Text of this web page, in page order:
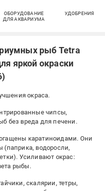
ОБОРУДОВАНИЕ
ДЛЯ АКВАРИУМА
УДОБРЕНИЯ
рыб Tetra
яркой окраски
окраса.
чипсы,
без вреда для печени.
каратиноидами. Они
(паприка, водоросли,
Усиливают окрас:
рыбы.
скалярии, тетры,